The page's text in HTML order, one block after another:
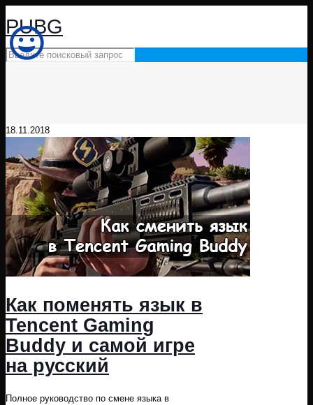
PUBG
18.11.2018
Как поменять язык в
Tencent Gaming
Buddy и самой игре
на русский
Полное руководство по смене языка в